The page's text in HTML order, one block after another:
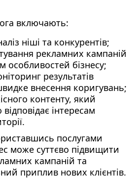
включають:
ніші та конкурентів;
рекламних кампаній
особливостей бізнесу;
результатів
внесення коригувань;
контенту, який
інтересам
послугами
може суттєво підвищити
кампаній та
приплив нових клієнтів.